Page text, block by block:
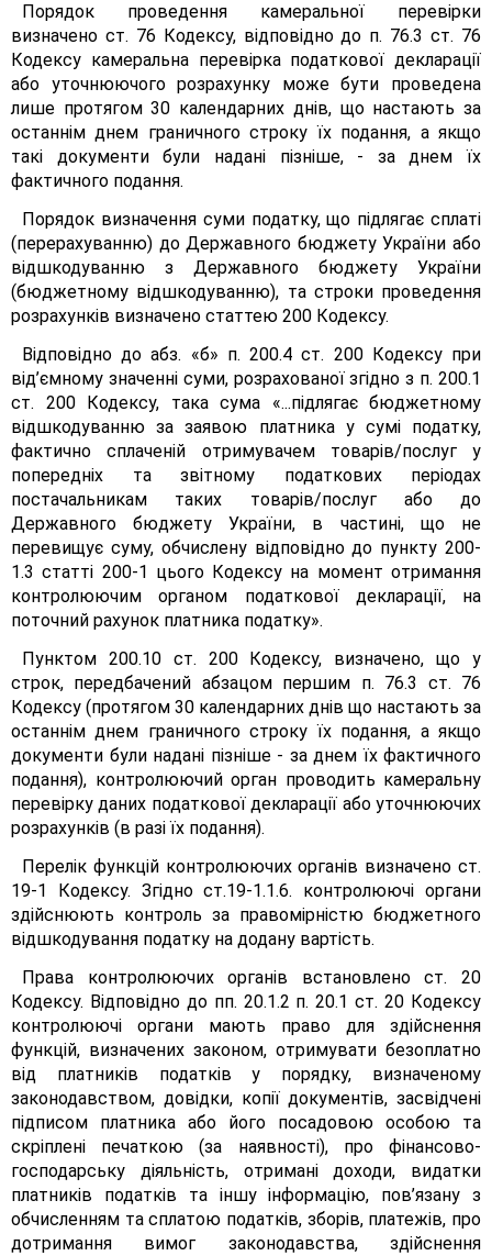
Порядок проведення камеральної перевірки
визначено ст. 76 Кодексу, відповідно до п. 76.3 ст. 76
Кодексу камеральна перевірка податкової декларації
або уточнюючого розрахунку може бути проведена
лише протягом 30 календарних днів, що настають за
останнім днем граничного строку їх подання, а якщо
такі документи були надані пізніше, - за днем їх
фактичного подання.
Порядок визначення суми податку, що підлягає сплаті
(перерахуванню) до Державного бюджету України або
відшкодуванню з Державного бюджету України
(бюджетному відшкодуванню), та строки проведення
розрахунків визначено статтею 200 Кодексу.
Відповідно до абз. «б» п. 200.4 ст. 200 Кодексу при
від’ємному значенні суми, розрахованої згідно з п. 200.1
ст. 200 Кодексу, така сума «...підлягає бюджетному
відшкодуванню за заявою платника у сумі податку,
фактично сплаченій отримувачем товарів/послуг у
попередніх та звітному податкових періодах
постачальникам таких товарів/послуг або до
Державного бюджету України, в частині, що не
перевищує суму, обчислену відповідно до пункту 200-
1.3 статті 200-1 цього Кодексу на момент отримання
контролюючим органом податкової декларації, на
поточний рахунок платника податку».
Пунктом 200.10 ст. 200 Кодексу, визначено, що у
строк, передбачений абзацом першим п. 76.3 ст. 76
Кодексу (протягом 30 календарних днів що настають за
останнім днем граничного строку їх подання, а якщо
документи були надані пізніше - за днем їх фактичного
подання), контролюючий орган проводить камеральну
перевірку даних податкової декларації або уточнюючих
розрахунків (в разі їх подання).
Перелік функцій контролюючих органів визначено ст.
19-1 Кодексу. Згідно ст.19-1.1.6. контролюючі органи
здійснюють контроль за правомірністю бюджетного
відшкодування податку на додану вартість.
Права контролюючих органів встановлено ст. 20
Кодексу. Відповідно до пп. 20.1.2 п. 20.1 ст. 20 Кодексу
контролюючі органи мають право для здійснення
функцій, визначених законом, отримувати безоплатно
від платників податків у порядку, визначеному
законодавством, довідки, копії документів, засвідчені
підписом платника або його посадовою особою та
скріплені печаткою (за наявності), про фінансово-
господарську діяльність, отримані доходи, видатки
платників податків та іншу інформацію, пов’язану з
обчисленням та сплатою податків, зборів, платежів, про
дотримання вимог законодавства, здійснення